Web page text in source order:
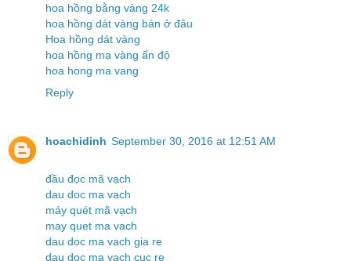
hoa hồng bằng vàng 24k
hoa hồng dát vàng bán ở đâu
Hoa hồng dát vàng
hoa hồng mạ vàng ấn độ
hoa hong ma vang
Reply
hoachidinh September 30, 2016 at 12:51 AM
đầu đọc mã vạch
dau doc ma vach
máy quét mã vạch
may quet ma vach
dau doc ma vach gia re
dau doc ma vach cuc re